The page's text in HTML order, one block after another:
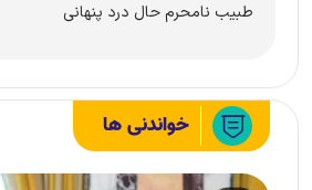
طبیب نامحرم حال درد پنهانی
خواندنی ها